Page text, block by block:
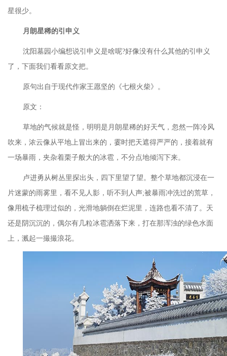
星很少。
月朗星稀的引申义
沈阳墓园 小编想说引申义是啥呢?好像没有什么其他的引申义
了，下面我们看看原文把。
原句出自于现代作家王愿坚的《七根火柴》。
原文：
草地的气候就是怪，明明是月朗星稀的好天气，忽然一阵冷风
吹来，浓云像从平地上冒出来的，霎时把天遮得严严的，接着就有
一场暴雨，夹杂着栗子般大的冰雹，不分点地倾泻下来。
卢进勇从树丛里探出头，四下里望了望。整个草地都沉浸在一
片迷蒙的雨雾里，看不见人影，听不到人声;被暴雨冲洗过的荒草，
像用梳子梳理过似的，光滑地躺倒在烂泥里，连路也看不清了。天
还是阴沉沉的，偶尔有几粒冰雹洒落下来，打在那浑浊的绿色水面
上，溅起一撮撮浪花。